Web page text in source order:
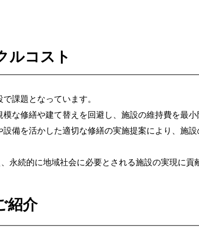
ルコスト
課題となっています。
な修繕や建て替えを回避し、施設の維持費を最小
備を活かした適切な修繕の実施提案により、施設
永続的に地域社会に必要とされる施設の実現に貢
紹介